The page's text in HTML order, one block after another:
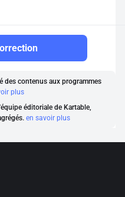
des contenus aux programmes
plus
éditoriale de Kartable,
en savoir plus